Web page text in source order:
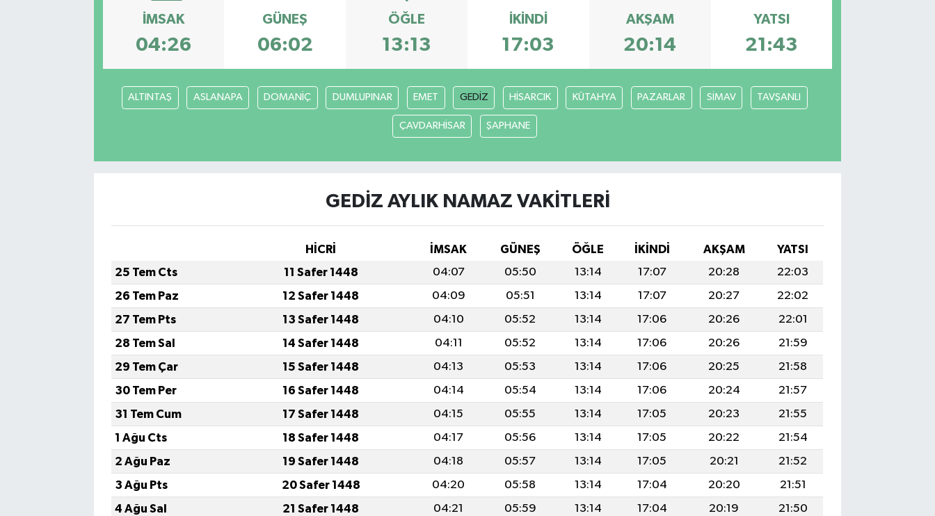
İMSAK
04:26
GÜNEŞ
06:02
ÖĞLE
13:13
İKINDI
17:03
AKŞAM
20:14
YATSI
21:43
ALTINTAŞ ASLANAPA DOMANİÇ DUMLUPINAR EMET GEDİZ HİSARCIK KÜTAHYA PAZARLAR SİMAV TAVŞANLI
ÇAVDARHİSAR ŞAPHANE
GEDİZ AYLIK NAMAZ VAKITLERI
HİCRİ İMSAK GÜNEŞ ÖĞLE İKINDI AKŞAM
YATSI
25 Tem Cts
11 Safer 1448 04:07 05:50 13:14 17:07 20:28
22:03
26 Tem Paz
12 Safer 1448 04:09 05:51 13:14 17:07 20:27
22:02
27 Tem Pts
13 Safer 1448 04:10 05:52 13:14 17:06 20:26
22:01
28 Tem Sal
14 Safer 1448 04:11 05:52 13:14 17:06 20:26
21:59
29 Tem Çar
15 Safer 1448 04:13 05:53 13:14 17:06 20:25
21:58
30 Tem Per
16 Safer 1448 04:14 05:54 13:14 17:06 20:24
21:57
31 Tem Cum
17 Safer 1448 04:15 05:55 13:14 17:05 20:23
21:55
1 Ağu Cts
18 Safer 1448 04:17 05:56 13:14 17:05 20:22
21:54
2 Ağu Paz
19 Safer 1448 04:18 05:57 13:14 17:05 20:21
21:52
3 Ağu Pts
20 Safer 1448 04:20 05:58 13:14 17:04 20:20
21:51
4 Ağu Sal
21 Safer 1448 04:21 05:59 13:14 17:04 20:19
21:50